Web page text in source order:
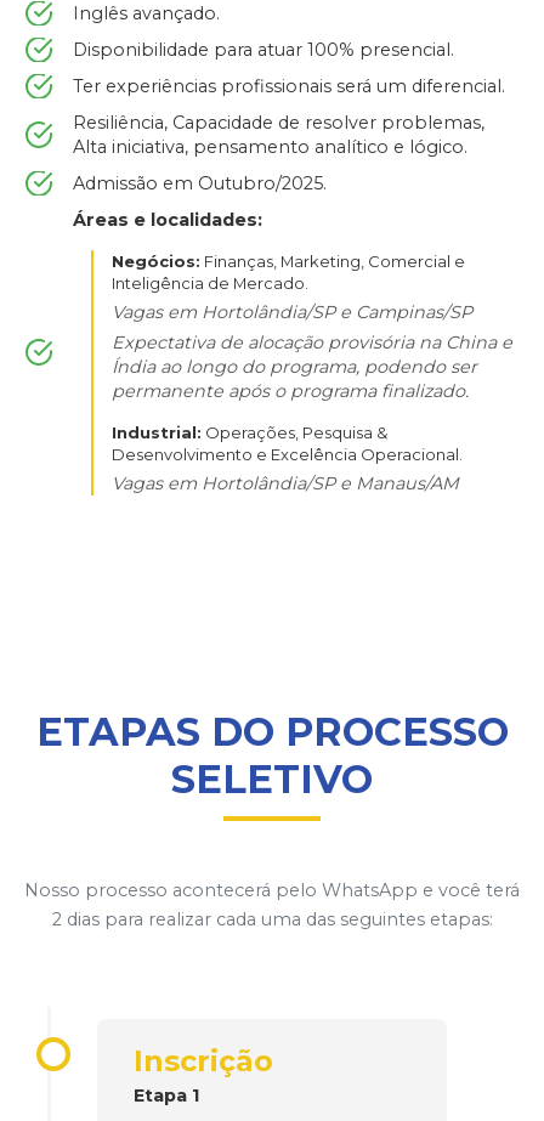
Inglês avançado.
Disponibilidade para atuar 100% presencial.
Ter experiências profissionais será um diferencial.
Resiliência, Capacidade de resolver problemas,
Alta iniciativa, pensamento analítico e lógico.
Admissão em Outubro/2025.
Áreas e localidades:
Negócios: Finanças, Marketing, Comercial e
Inteligência de Mercado.
Vagas em Hortolândia/SP e Campinas/SP
Expectativa de alocação provisória na China e
Índia ao longo do programa, podendo ser
permanente após o programa finalizado.
Industrial: Operações, Pesquisa &
Desenvolvimento e Excelência Operacional.
Vagas em Hortolândia/SP e Manaus/AM
ETAPAS DO PROCESSO
SELETIVO
Nosso processo acontecerá pelo WhatsApp e você terá
2 dias para realizar cada uma das seguintes etapas:
Inscrição
Etapa 1